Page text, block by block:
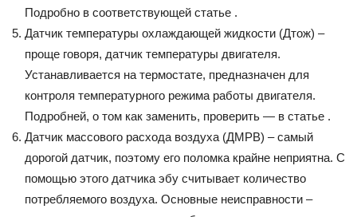
Подробно в соответствующей статье .
Датчик температуры охлаждающей жидкости (Дтож) –
проще говоря, датчик температуры двигателя.
Устанавливается на термостате, предназначен для
контроля температурного режима работы двигателя.
Подробней, о том как заменить, проверить — в статье .
Датчик массового расхода воздуха (ДМРВ) – самый
дорогой датчик, поэтому его поломка крайне неприятна. С
помощью этого датчика эбу считывает количество
потребляемого воздуха. Основные неисправности –